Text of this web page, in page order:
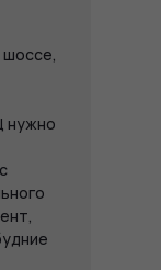
нужно